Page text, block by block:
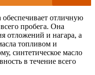
обеспечивает отличную
пробега. Она
отложений и нагара, а
топливом и
синтетическое масло
в течение всего